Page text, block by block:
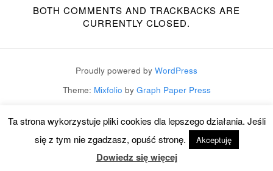
BOTH COMMENTS AND TRACKBACKS ARE
CURRENTLY CLOSED.
Proudly powered by WordPress
Theme: Mixfolio by Graph Paper Press
Ta strona wykorzystuje pliki cookies dla lepszego działania. Jeśli
się z tym nie zgadzasz, opuść stronę.
Akceptuję
Dowiedz się więcej